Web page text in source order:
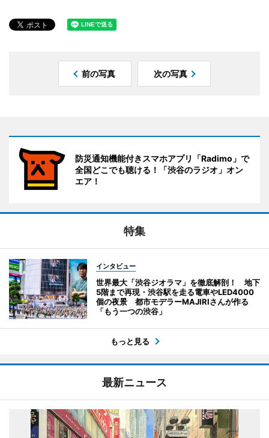
前の写真 次の写真
防災通知機能付きスマホアプリ「Radimo」で
全国どこでも聴ける！「渋谷のラジオ」オン
エア！
特集
インタビュー
世界最大「渋谷ジオラマ」を徹底解剖！ 地下
5階まで再現・渋谷駅を走る電車やLED4000
個の夜景 都市モデラーMAJIRIさんが作る
「もう一つの渋谷」
もっと見る
最新ニュース